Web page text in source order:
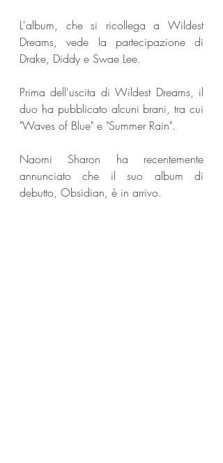
L'album, che si ricollega a Wildest
Dreams, vede la partecipazione di
Drake, Diddy e Swae Lee.
Prima dell'uscita di Wildest Dreams, il
duo ha pubblicato alcuni brani, tra cui
"Waves of Blue" e "Summer Rain".
Naomi Sharon ha recentemente
annunciato che il suo album di
debutto, Obsidian, è in arrivo.